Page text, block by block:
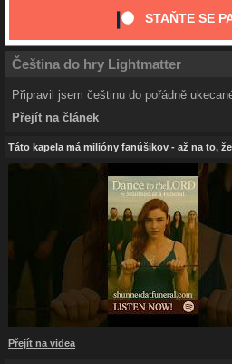
STAŇTE SE
Čeština do hry Lightmatter
Připravil jsem češtinu do pořádně
Přejít na článek
Táto kapela má milióny fanúšikov - až na to,
Přejít na videa